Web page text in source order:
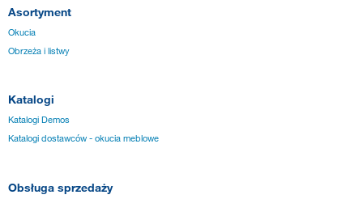
Asortyment
Okucia
Obrzeża i listwy
Katalogi
Katalogi Demos
Katalogi dostawców - okucia meblowe
Obsługa sprzedaży